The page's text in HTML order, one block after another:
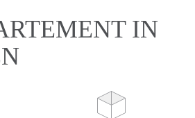
IN